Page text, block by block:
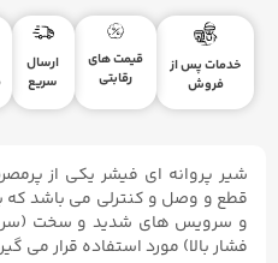
خدمات پس از
فروش
قیمت های
رقابتی
ارسال
سریع
شیر پروانه ای فیشر یکی از
قطع و وصل و کنترلی می باشد
و سرویس های شدید و سخت
فشار بالا) مورد استفاده قرار می